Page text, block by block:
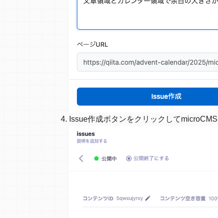
Issue作成ボタンをクリックして